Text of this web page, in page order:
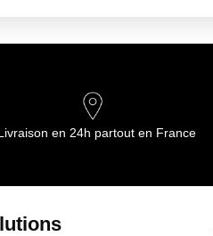
en 24h partout en France